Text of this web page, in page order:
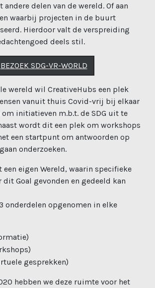
delen van de wereld. Of aan
waarbij projecten in de buurt
Hierdoor valt de verspreiding
deels stil.
BEZOEK SDG-VR-WORLD
wereld wil CreativeHubs een plek
vanuit thuis Covid-vrij bij elkaar
initiatieven m.b.t. de SDG uit te
wordt dit een plek om workshops
een startpunt om antwoorden op
onderzoeken.
een eigen Wereld, waarin specifieke
Goal gevonden en gedeeld kan
onderdelen opgenomen in elke
gesprekken)
hebben we deze ruimte voor het